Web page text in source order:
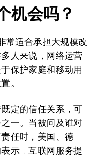
机会吗？
常适合承担大规模改
人来说，网络运营
保护家庭和移动用
。
定的信任关系，可
一。当被问及谁对
任时，美国、德
示，互联网服务提